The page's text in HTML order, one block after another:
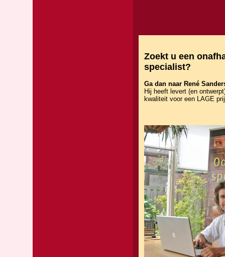
Zoekt u een
specialist?
Ga dan naar René
Hij heeft levert (en
kwaliteit voor een LAGE